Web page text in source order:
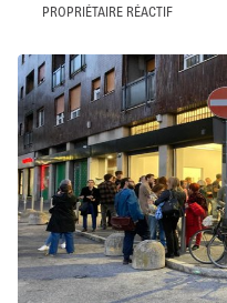
PROPRIÉTAIRE RÉACTIF